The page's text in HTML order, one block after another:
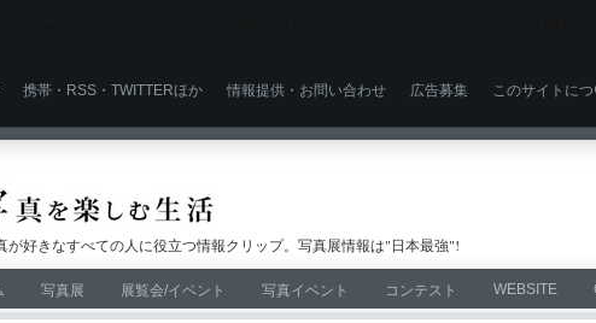
携帯・RSS・TWITTERほか 情報提供・お問い合わせ 広告募集 このサイトにつ
が好きなすべての人に役立つ情報クリップ。写真展情報は"日本最強"!
写真展 展覧会/イベント 写真イベント コンテスト WEBSITE